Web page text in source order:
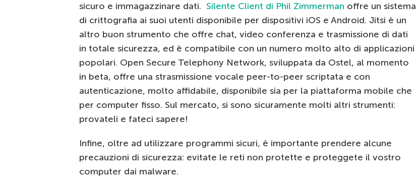
sicuro e immagazzinare dati. Silente Client di Phil Zimmerman offre un sistema
di crittografia ai suoi utenti disponibile per dispositivi iOS e Android. Jitsi è un
altro buon strumento che offre chat, video conferenza e trasmissione di dati
in totale sicurezza, ed è compatibile con un numero molto alto di applicazioni
popolari. Open Secure Telephony Network, sviluppata da Ostel, al momento
in beta, offre una strasmissione vocale peer-to-peer scriptata e con
autenticazione, molto affidabile, disponibile sia per la piattaforma mobile che
per computer fisso. Sul mercato, si sono sicuramente molti altri strumenti:
provateli e fateci sapere!
Infine, oltre ad utilizzare programmi sicuri, è importante prendere alcune
precauzioni di sicurezza: evitate le reti non protette e proteggete il vostro
computer dai malware.